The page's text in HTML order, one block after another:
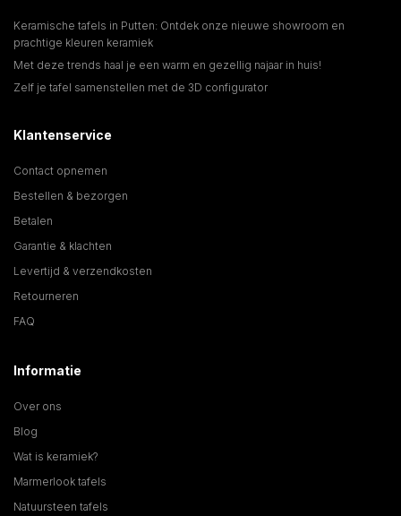
Keramische tafels in Putten: Ontdek onze nieuwe showroom en
prachtige kleuren keramiek
Met deze trends haal je een warm en gezellig najaar in huis!
Zelf je tafel samenstellen met de 3D configurator
Klantenservice
Contact opnemen
Bestellen & bezorgen
Betalen
Garantie & klachten
Levertijd & verzendkosten
Retourneren
FAQ
Informatie
Over ons
Blog
Wat is keramiek?
Marmerlook tafels
Natuursteen tafels